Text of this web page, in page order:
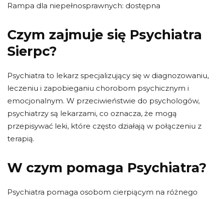
Rampa dla niepełnosprawnych: dostępna
Czym zajmuje się Psychiatra
Sierpc?
Psychiatra to lekarz specjalizujący się w diagnozowaniu,
leczeniu i zapobieganiu chorobom psychicznym i
emocjonalnym. W przeciwieństwie do psychologów,
psychiatrzy są lekarzami, co oznacza, że ​​mogą
przepisywać leki, które często działają w połączeniu z
terapią.
W czym pomaga Psychiatra?
Psychiatra pomaga osobom cierpiącym na różnego